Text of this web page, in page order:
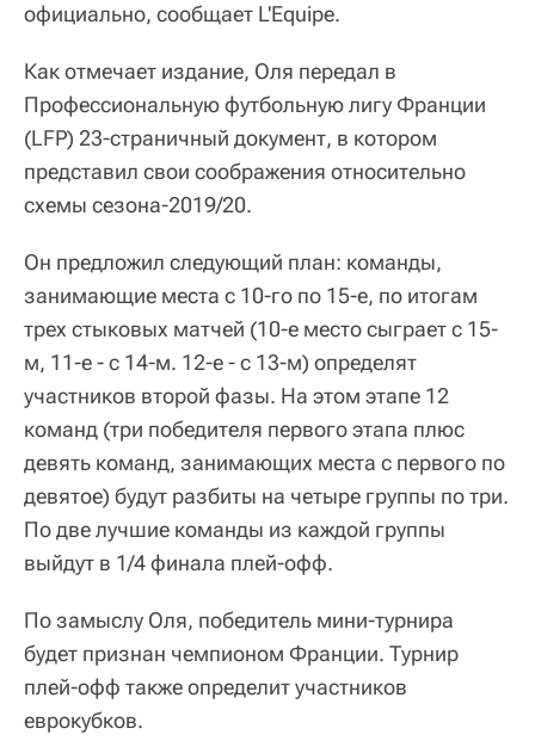
официально, сообщает L'Equipe.
Как отмечает издание, Оля передал в
Профессиональную футбольную лигу Франции
(LFP) 23-страничный документ, в котором
представил свои соображения относительно
схемы сезона-2019/20.
Он предложил следующий план: команды,
занимающие места с 10-го по 15-е, по итогам
трех стыковых матчей (10-е место сыграет с 15-
м, 11-е - с 14-м. 12-е - с 13-м) определят
участников второй фазы. На этом этапе 12
команд (три победителя первого этапа плюс
девять команд, занимающих места с первого по
девятое) будут разбиты на четыре группы по три.
По две лучшие команды из каждой группы
выйдут в 1/4 финала плей-офф.
По замыслу Оля, победитель мини-турнира
будет признан чемпионом Франции. Турнир
плей-офф также определит участников
еврокубков.